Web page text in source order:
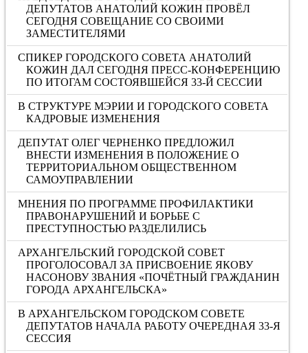
ДЕПУТАТОВ АНАТОЛИЙ КОЖИН ПРОВЁЛ
СЕГОДНЯ СОВЕЩАНИЕ СО СВОИМИ
ЗАМЕСТИТЕЛЯМИ
СПИКЕР ГОРОДСКОГО СОВЕТА АНАТОЛИЙ
КОЖИН ДАЛ СЕГОДНЯ ПРЕСС-КОНФЕРЕНЦИЮ
ПО ИТОГАМ СОСТОЯВШЕЙСЯ 33-Й СЕССИИ
В СТРУКТУРЕ МЭРИИ И ГОРОДСКОГО СОВЕТА
КАДРОВЫЕ ИЗМЕНЕНИЯ
ДЕПУТАТ ОЛЕГ ЧЕРНЕНКО ПРЕДЛОЖИЛ
ВНЕСТИ ИЗМЕНЕНИЯ В ПОЛОЖЕНИЕ О
ТЕРРИТОРИАЛЬНОМ ОБЩЕСТВЕННОМ
САМОУПРАВЛЕНИИ
МНЕНИЯ ПО ПРОГРАММЕ ПРОФИЛАКТИКИ
ПРАВОНАРУШЕНИЙ И БОРЬБЕ С
ПРЕСТУПНОСТЬЮ РАЗДЕЛИЛИСЬ
АРХАНГЕЛЬСКИЙ ГОРОДСКОЙ СОВЕТ
ПРОГОЛОСОВАЛ ЗА ПРИСВОЕНИЕ ЯКОВУ
НАСОНОВУ ЗВАНИЯ «ПОЧЁТНЫЙ ГРАЖДАНИН
ГОРОДА АРХАНГЕЛЬСКА»
В АРХАНГЕЛЬСКОМ ГОРОДСКОМ СОВЕТЕ
ДЕПУТАТОВ НАЧАЛА РАБОТУ ОЧЕРЕДНАЯ 33-Я
СЕССИЯ